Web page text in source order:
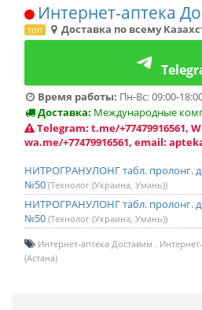
Интернет-аптека
топ Доставка по всему
Время работы: Пн-Вс: 09:00-
Доставка: Международные
Telegram: t.me/+77479916561,
wa.me/+77479916561, email:
НИТРОГРАНУЛОНГ табл. пролонг.
№50 (Технолог (Украина, Умань))
НИТРОГРАНУЛОНГ табл. пролонг.
№50 (Технолог (Украина, Умань))
Интернет-аптека Доставим
(Астана)